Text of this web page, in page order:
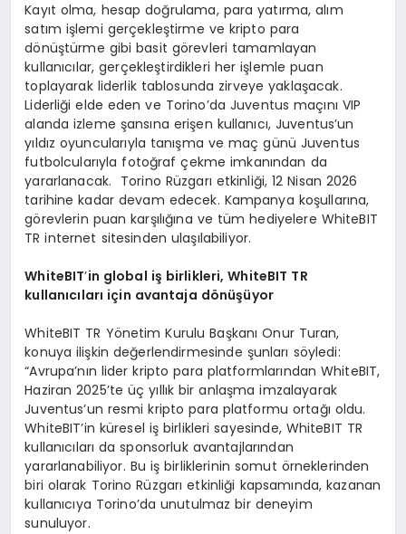
Kayıt olma, hesap doğrulama, para yatırma, alım
satım işlemi gerçekleştirme ve kripto para
dönüştürme gibi basit görevleri tamamlayan
kullanıcılar, gerçekleştirdikleri her işlemle puan
toplayarak liderlik tablosunda zirveye yaklaşacak.
Liderliği elde eden ve Torino’da Juventus maçını VIP
alanda izleme şansına erişen kullanıcı, Juventus’un
yıldız oyuncularıyla tanışma ve maç günü Juventus
futbolcularıyla fotoğraf çekme imkanından da
yararlanacak. Torino Rüzgarı etkinliği, 12 Nisan 2026
tarihine kadar devam edecek. Kampanya koşullarına,
görevlerin puan karşılığına ve tüm hediyelere WhiteBIT
TR internet sitesinden ulaşılabiliyor.
WhiteBIT’in global iş birlikleri, WhiteBIT TR
kullanıcıları için avantaja dönüşüyor
WhiteBIT TR Yönetim Kurulu Başkanı Onur Turan,
konuya ilişkin değerlendirmesinde şunları söyledi:
“Avrupa’nın lider kripto para platformlarından WhiteBIT,
Haziran 2025’te üç yıllık bir anlaşma imzalayarak
Juventus’un resmi kripto para platformu ortağı oldu.
WhiteBIT’in küresel iş birlikleri sayesinde, WhiteBIT TR
kullanıcıları da sponsorluk avantajlarından
yararlanabiliyor. Bu iş birliklerinin somut örneklerinden
biri olarak Torino Rüzgarı etkinliği kapsamında, kazanan
kullanıcıya Torino’da unutulmaz bir deneyim
sunuluyor.